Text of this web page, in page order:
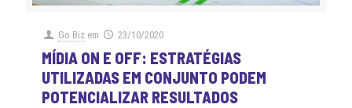
Go Biz em 23/10/2020
MÍDIA ON E OFF: ESTRATÉGIAS
UTILIZADAS EM CONJUNTO PODEM
POTENCIALIZAR RESULTADOS